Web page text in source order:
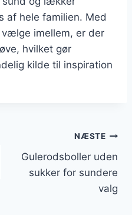
af hele familien. Med
imellem, er der
hvilket gør
kilde til inspiration
NÆSTE
Gulerodsboller uden
sukker for sundere
valg